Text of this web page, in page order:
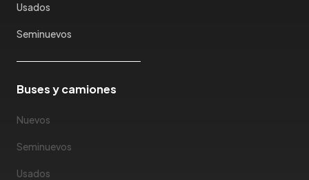
Usados
Seminuevos
Buses y camiones
Nuevos
Seminuevos
Usados